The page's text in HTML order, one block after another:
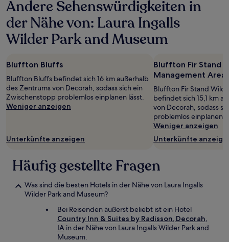
Andere Sehenswürdigkeiten in
der Nähe von: Laura Ingalls
Wilder Park and Museum
Bluffton Bluffs
Bluffton Bluffs befindet sich 16 km außerhalb
des Zentrums von Decorah, sodass sich ein
Zwischenstopp problemlos einplanen lässt.
Weniger anzeigen
Unterkünfte anzeigen
Bluffton Fir Stand
Management Area
Bluffton Fir Stand
befindet sich 15,1 km
von Decorah, sodass
problemlos einplanen
Weniger anzeigen
Unterkünfte
Häufig gestellte Fragen
Was sind die besten Hotels in der Nähe von Laura Ingalls
Wilder Park and Museum?
Bei Reisenden äußerst beliebt ist ein Hotel
Country Inn & Suites by Radisson, Decorah,
IA in der Nähe von Laura Ingalls Wilder Park and
Museum.